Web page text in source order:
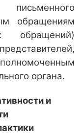
обращениям
обращений)
органа.
и